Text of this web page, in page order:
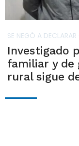
SE NEGÓ A
Investigado
familiar y de
rural sigue